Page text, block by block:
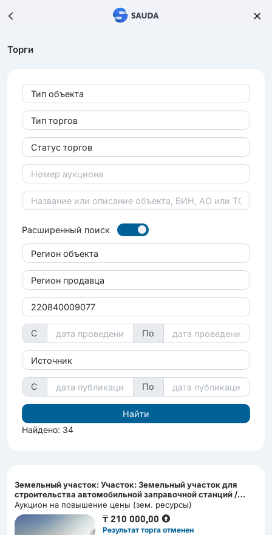
Торги
Тип объекта
Тип торгов
Статус торгов
Расширенный поиск
Регион объекта
Регион продавца
С По
Источник
С По
Найдено: 34
Земельный участок: Участок: Земельный участок для
строительства автомобильной заправочной станций /
Автомобильге жанармай құю станциясын салуға арналған
жер учаскесі;
Аукцион на повышение цены (зем. ресурсы)
₸ 210 000,00
Результат торга отменен